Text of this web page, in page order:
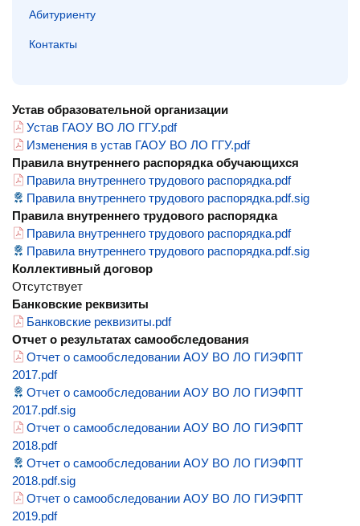
Устав образовательной организации
Устав ГАОУ ВО ЛО ГГУ.pdf
Изменения в устав ГАОУ ВО ЛО ГГУ.pdf
Правила внутреннего распорядка обучающихся
Правила внутреннего трудового распорядка.pdf
Правила внутреннего трудового распорядка.pdf.sig
Правила внутреннего трудового распорядка
Правила внутреннего трудового распорядка.pdf
Правила внутреннего трудового распорядка.pdf.sig
Коллективный договор
Отсутствует
Банковские реквизиты
Банковские реквизиты.pdf
Отчет о результатах самообследования
Отчет о самообследовании АОУ ВО ЛО ГИЭФПТ
2017.pdf
Отчет о самообследовании АОУ ВО ЛО ГИЭФПТ
2017.pdf.sig
Отчет о самообследовании АОУ ВО ЛО ГИЭФПТ
2018.pdf
Отчет о самообследовании АОУ ВО ЛО ГИЭФПТ
2018.pdf.sig
Отчет о самообследовании АОУ ВО ЛО ГИЭФПТ
2019.pdf
Абитуриенту
Контакты